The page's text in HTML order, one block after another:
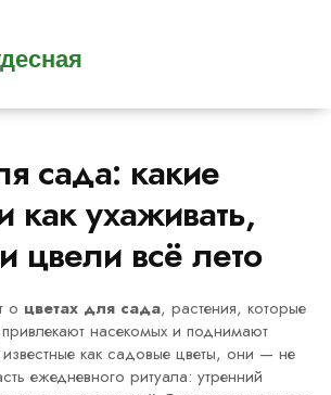
сада: какие
как ухаживать,
цвели всё лето
о цветах для сада, растения, которые
насекомых и поднимают
как садовые цветы, они — не
ежедневного ритуала: утренний